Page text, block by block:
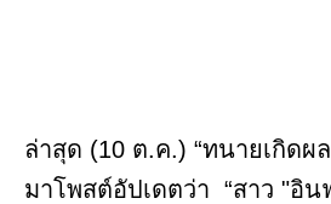
ล่าสุด (10 ต.ค.) “ทนายเกิดผ
มาโพสต์อัปเดตว่า “สาว "อิน